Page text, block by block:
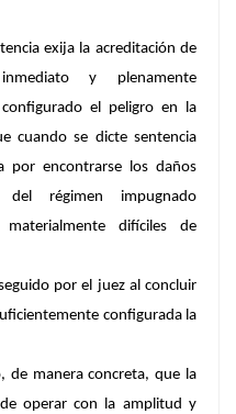
exija la acreditación de
y plenamente
el peligro en la
cuando se dicte sentencia
por encontrarse los daños
régimen impugnado
difíciles de
por el juez al concluir
configurada la
de manera concreta, que la
operar con la amplitud y